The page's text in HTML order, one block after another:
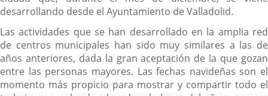
desarrollando desde el Ayuntamiento de Valladolid.
Las actividades que se han desarrollado en la amplia red
de centros municipales han sido muy similares a las de
años anteriores, dada la gran aceptación de la que gozan
entre las personas mayores. Las fechas navideñas son el
momento más propicio para mostrar y compartir todo el